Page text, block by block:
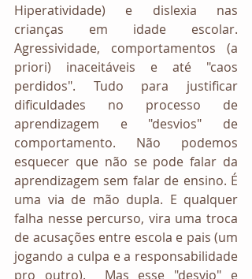
Hiperatividade) e dislexia nas
crianças em idade escolar.
Agressividade, comportamentos (a
priori) inaceitáveis e até "caos
perdidos". Tudo para justificar
dificuldades no processo de
aprendizagem e "desvios" de
comportamento. Não podemos
esquecer que não se pode falar da
aprendizagem sem falar de ensino. É
uma via de mão dupla. E qualquer
falha nesse percurso, vira uma troca
de acusações entre escola e pais (um
jogando a culpa e a responsabilidade
pro outro).  Mas esse "desvio" e